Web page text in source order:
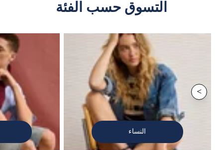
التسوق حسب الفئة
النساء
>